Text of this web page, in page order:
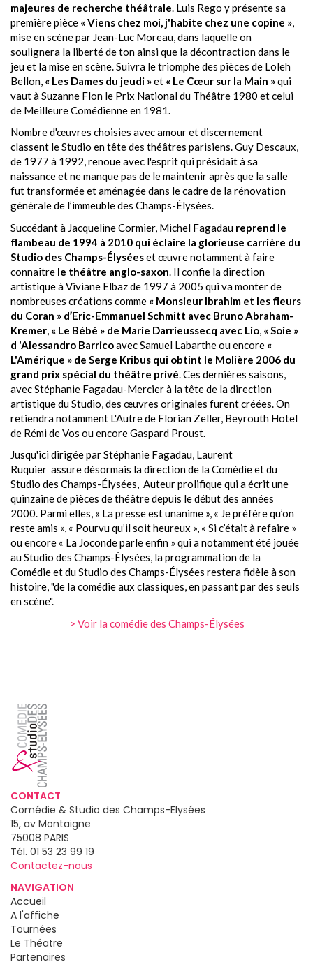
majeures de recherche théâtrale. Luis Rego y présente sa
première pièce « Viens chez moi, j'habite chez une copine »,
mise en scène par Jean-Luc Moreau, dans laquelle on
soulignera la liberté de ton ainsi que la décontraction dans le
jeu et la mise en scène. Suivra le triomphe des pièces de Loleh
Bellon, « Les Dames du jeudi »et « Le Cœur sur la Main »qui
vaut à Suzanne Flon le Prix National du Théâtre 1980 et celui
de Meilleure Comédienne en 1981.
Nombre d'œuvres choisies avec amour et discernement
classent le Studio en tête des théâtres parisiens.Guy Descaux,
de 1977 à 1992, renoue avec l'esprit qui présidait à sa
naissance et ne manque pas de le maintenir après que la salle
fut transformée et aménagée dans le cadre de la rénovation
générale de l’immeuble des Champs-Élysées.
Succédant à Jacqueline Cormier, Michel Fagadau reprend le
flambeau de 1994 à 2010 qui éclaire la glorieuse carrière du
Studio des Champs-Élyséeset œuvre notamment à faire
connaître le théâtre anglo-saxon. Il confie la direction
artistique àViviane Elbazde 1997 à 2005 qui va monter de
nombreuses créations comme « Monsieur Ibrahim et les fleurs
du Coran » d’Eric-Emmanuel Schmitt avec Bruno Abraham-
Kremer, « Le Bébé » de Marie Darrieussecq avec Lio, « Soie »
d 'Alessandro Barricoavec Samuel Labarthe ou encore «
L'Amérique » de Serge Kribus qui obtint le Molière 2006 du
grand prix spécial du théâtre privé. Ces dernières saisons,
avec Stéphanie Fagadau-Mercier à la tête de la direction
artistique du Studio, des œuvres originales furent créées. On
retiendra notamment L'Autre de Florian Zeller, Beyrouth Hotel
de Rémi de Vos ou encore Gaspard Proust.
Jusqu'ici dirigée par Stéphanie Fagadau, Laurent
Ruquier assure désormais la direction de la Comédie et du
Studio des Champs-Élysées, Auteur prolifique qui a écrit une
quinzaine de pièces de théâtre depuis le début des années
2000. Parmi elles, « La presse est unanime », « Je préfère qu’on
reste amis », « Pourvu qu’il soit heureux », « Si c’était à refaire »
ou encore « La Joconde parle enfin » qui a notamment été jouée
au Studio des Champs-Élysées, la programmation de la
Comédie et du Studio des Champs-Élysées restera fidèle à son
histoire, "de la comédie aux classiques, en passant par des seuls
en scène".
> Voir la comédie des Champs-Élysées
CONTACT
Comédie & Studio des Champs-Elysées
15, av Montaigne
75008 PARIS
Tél. 01 53 23 99 19
Contactez-nous
NAVIGATION
Accueil
A l'affiche
Tournées
Le Théatre
Partenaires